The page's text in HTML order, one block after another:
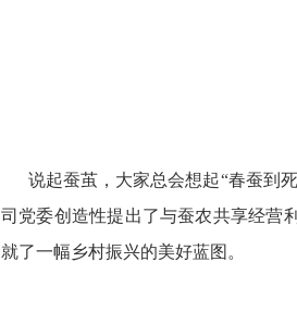
说起蚕茧，大家总会想起“春蚕到死
司党委创造性提出了与蚕农共享经营
就了一幅乡村振兴的美好蓝图。